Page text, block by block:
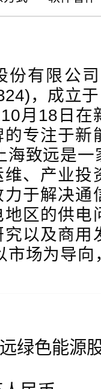
份有限公
，成立
月18日在
专注于新
海致远是
、产业投
于解决通
区的供电
以及商用
市场为导
远绿色能源